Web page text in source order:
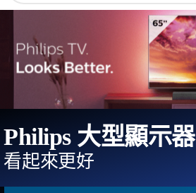
Philips 大型顯示器
看起來更好